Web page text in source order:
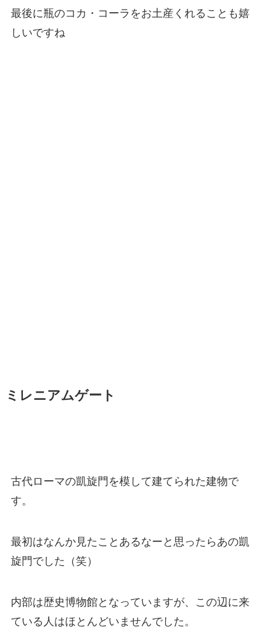
最後に瓶のコカ・コーラをお土産くれることも嬉
しいですね
ミレニアムゲート
古代ローマの凱旋門を模して建てられた建物で
す。
最初はなんか見たことあるなーと思ったらあの凱
旋門でした（笑）
内部は歴史博物館となっていますが、この辺に来
ている人はほとんどいませんでした。